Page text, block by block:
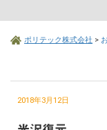
ポリテック株式会社 >
2018年3月12日